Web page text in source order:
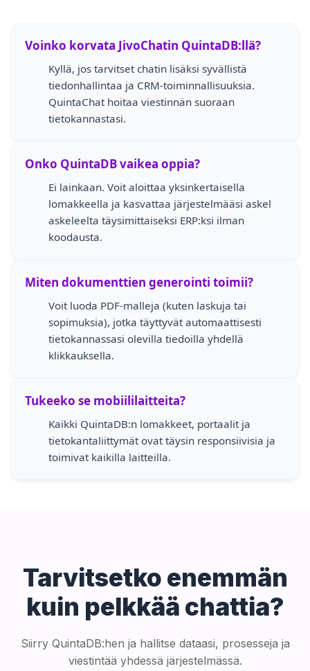
Voinko korvata JivoChatin QuintaDB:llä?
Kyllä, jos tarvitset chatin lisäksi syvällistä
tiedonhallintaa ja CRM-toiminnallisuuksia.
QuintaChat hoitaa viestinnän suoraan
tietokannastasi.
Onko QuintaDB vaikea oppia?
Ei lainkaan. Voit aloittaa yksinkertaisella
lomakkeella ja kasvattaa järjestelmääsi askel
askeleelta täysimittaiseksi ERP:ksi ilman
koodausta.
Miten dokumenttien generointi toimii?
Voit luoda PDF-malleja (kuten laskuja tai
sopimuksia), jotka täyttyvät automaattisesti
tietokannassasi olevilla tiedoilla yhdellä
klikkauksella.
Tukeeko se mobiililaitteita?
Kaikki QuintaDB:n lomakkeet, portaalit ja
tietokantaliittymät ovat täysin responsiivisia ja
toimivat kaikilla laitteilla.
Tarvitsetko enemmän
kuin pelkkää chattia?
Siirry QuintaDB:hen ja hallitse dataasi, prosesseja ja
viestintää yhdessä järjestelmässä.